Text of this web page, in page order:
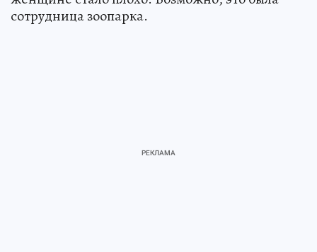
сотрудница зоопарка.